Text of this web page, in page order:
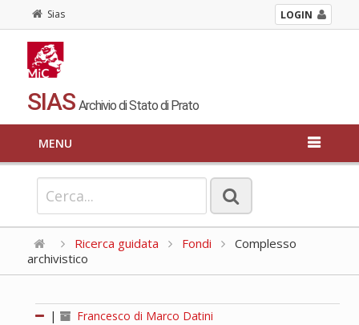
Sias LOGIN
SIAS Archivio di Stato di Prato
MENU
Ricerca guidata Fondi
Complesso
archivistico
| Francesco di Marco Datini